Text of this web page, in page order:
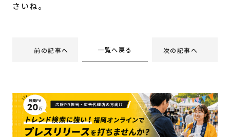
さいね。
前の記事へ 一覧へ戻る 次の記事へ